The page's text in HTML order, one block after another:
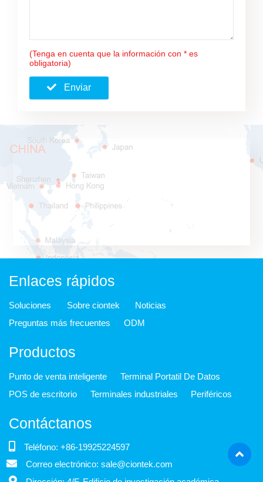
(Tenga en cuenta que la información con * es
obligatoria)
Enviar
Enlaces rápidos
Soluciones Sobre ciontek
Noticias
Preguntas más frecuentes
ODM
Productos
Punto de venta inteligente
Terminal Portatil De Datos
POS de escritorio
Terminales industriales Periféricos
Contáctanos
Teléfono: +86-19925224597
Correo electrónico: sale@ciontek.com